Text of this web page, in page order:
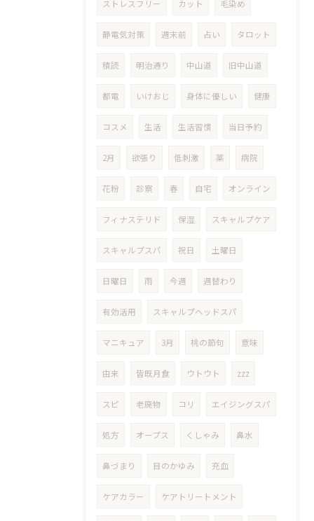
ストレスフリー カット 毛染め
静電気対策 週末前 占い タロット
積読 明治通り 中山道 旧中山道
都電 いけおじ 身体に優しい 健康
コスメ 生活 生活習慣 当日予約
2月 欲張り 低刺激 薬 病院
花粉 診察 春 自宅 オンライン
フィナステリド 保湿 スキャルプケア
スキャルプスパ 祝日 土曜日
日曜日 雨 今週 週替わり
有効活用 スキャルプヘッドスパ
マニキュア 3月 桃の節句 意味
由来 皆既月食 ウトウト zzz
スピ 老廃物 コリ エイジングスパ
処方 オープス くしゃみ 鼻水
鼻づまり 目のかゆみ 充血
ケアカラー ケアトリートメント